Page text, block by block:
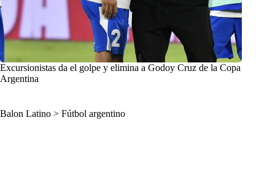
Excursionistas da el golpe y elimina a Godoy Cruz de la Copa
Argentina
Balon Latino > Fútbol argentino